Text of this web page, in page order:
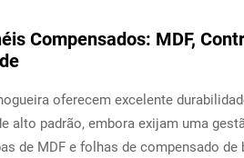
Compensados: MDF,
oferecem excelente
alto padrão, embora exijam uma
de MDF e folhas de compensado de